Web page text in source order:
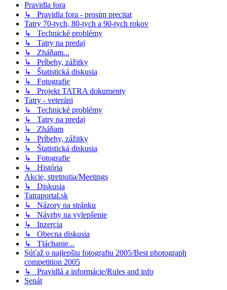
Pravidla fora
↳ Pravidla fora - prosim precitat
Tatry 70-tych, 80-tych a 90-tych rokov
↳ Technické problémy
↳ Tatry na predaj
↳ Zháňam...
↳ Príbehy, zážitky
↳ Štatistická diskusia
↳ Fotografie
↳ Projekt TATRA dokumenty
Tatry - veteráni
↳ Technické problémy
↳ Tatry na predaj
↳ Zháňam
↳ Príbehy, zážitky
↳ Štatistická diskusia
↳ Fotografie
↳ História
Akcie, stretnutia/Meetings
↳ Diskusia
Tatraportal.sk
↳ Názory na stránku
↳ Návrhy na vylepšenie
↳ Inzercia
↳ Obecna diskusia
↳ Tláchanie...
Súťaž o najlepšiu fotografiu 2005/Best photograph
competition 2005
↳ Pravidlá a informácie/Rules and info
Senát